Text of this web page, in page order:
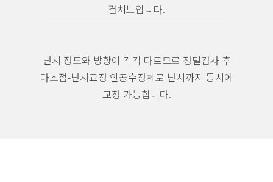
겹쳐보입니다.
난시 정도와 방향이 각각 다르므로 정밀검사 후
다초점-난시교정 인공수정체로 난시까지 동시에
교정 가능합니다.